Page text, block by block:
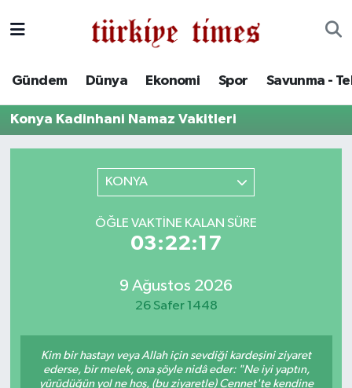
Gündem Dünya Ekonomi Spor Savunma -
Konya Kadinhani Namaz Vakitleri
KONYA
ÖĞLE VAKTINE KALAN SÜRE
03:22:17
9 Ağustos 2026
26 Safer 1448
Kim bir hastayı veya Allah için sevdiği kardeşini ziyaret
ederse, bir melek, ona şöyle nidâ eder: "Ne iyi yaptın,
yürüdüğün yol ne hoş, (bu ziyaretle) Cennet'te kendine
Ekonomi
Savunma - Teknoloji
Süper Lig Puan Durumu ve Fikstür
Tüm Manşetler
Son Dakika Haberleri